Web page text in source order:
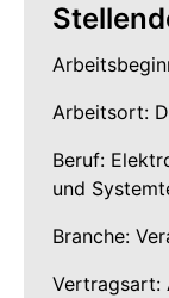
Arbeitsort:
Beruf:
und
Branche:
Vertragsart: